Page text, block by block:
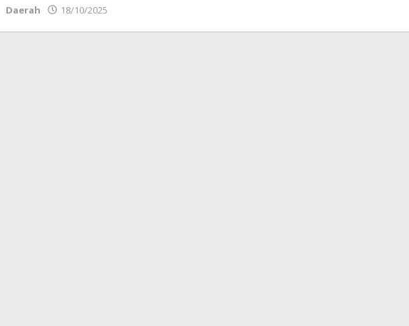
Daerah
18/10/2025